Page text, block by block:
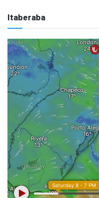
Itaberaba